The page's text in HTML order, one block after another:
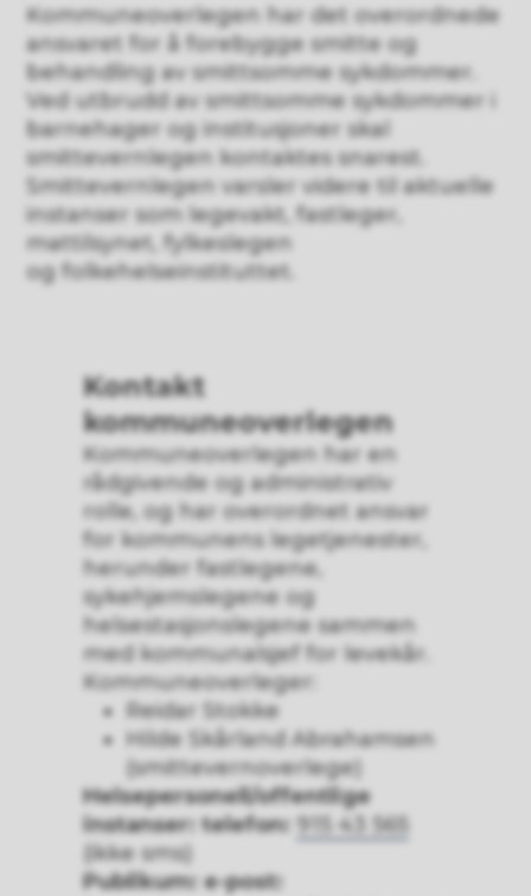
Kommuneoverlegen har det overordnede
ansvaret for å forebygge smitte og
behandling av smittsomme sykdommer.
Ved utbrudd av smittsomme sykdommer i
barnehager og institusjoner skal
smittevernlegen kontaktes snarest.
Smittevernlegen varsler videre til aktuelle
instanser som legevakt, fastleger,
mattilsynet, fylkeslegen
og folkehelseinstituttet.
Kontakt
kommuneoverlegen
Kommuneoverlegen har en
rådgivende og administrativ
rolle, og har overordnet ansvar
for kommunens legetjenester,
herunder fastlegene,
sykehjemslegene og
helsestasjonslegene sammen
med kommunalsjef for levekår.
Kommuneoverleger:
Reidar Stokke
Hilde Skårland Abrahamsen
(smittevernoverlege)
Helsepersonell/offentlige
instanser: telefon: 915 43 565
(ikke sms)
Publikum: e-post: